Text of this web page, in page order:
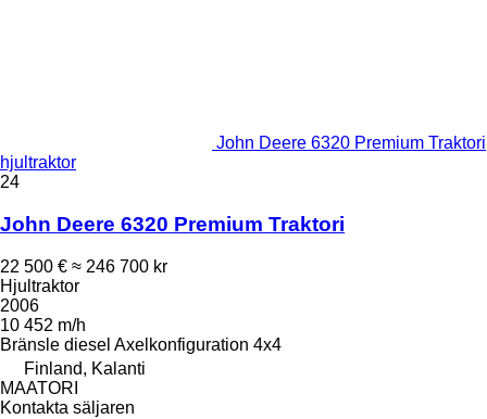
John Deere 6320 Premium Traktori
hjultraktor
24
John Deere 6320 Premium Traktori
22 500 € ≈ 246 700 kr
Hjultraktor
2006
10 452 m/h
Bränsle diesel Axelkonfiguration 4x4
Finland, Kalanti
MAATORI
Kontakta säljaren